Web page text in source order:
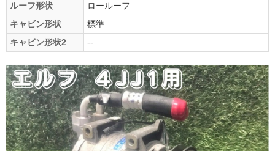
ルーフ形状
ロールーフ
キャビン形状
標準
キャビン形状2
--